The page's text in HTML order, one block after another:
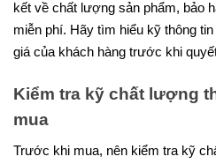
kết về chất lượng sản phẩm, bảo
miễn phí. Hãy tìm hiểu kỹ thông
giá của khách hàng trước khi
Kiểm tra kỹ chất lượng
mua
Trước khi mua, nên kiểm tra kỹ